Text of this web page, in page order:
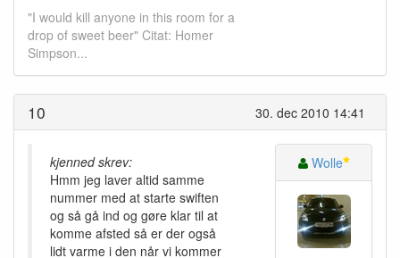
"I would kill anyone in this room for a
drop of sweet beer" Citat: Homer
Simpson...
30. dec 2010 14:41
10
kjenned skrev:
Hmm jeg laver altid samme
nummer med at starte swiften
og så gå ind og gøre klar til at
komme afsted så er der også
lidt varme i den når vi kommer
Wolle